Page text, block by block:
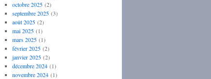
octobre 2025(2)
septembre 2025(3)
août 2025(2)
mai 2025(1)
mars 2025(1)
février 2025(2)
janvier 2025(2)
décembre 2024(1)
novembre 2024(1)